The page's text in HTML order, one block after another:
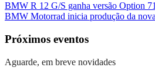
BMW R 12 G/S ganha versão Option
BMW Motorrad inicia produção da
Próximos eventos
Aguarde, em breve novidades